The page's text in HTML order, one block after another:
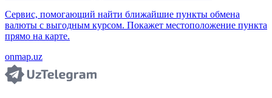
Сервис, помогающий найти ближайшие пункты обмена
валюты с выгодным курсом. Покажет местоположение пункта
прямо на карте.
onmap.uz